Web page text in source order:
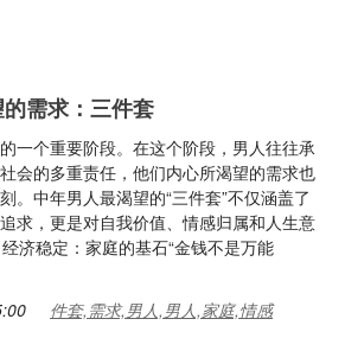
需求：三件套
一个重要阶段。在这个阶段，男人往往承
会的多重责任，他们内心所渴望的需求也
。中年男人最渴望的“三件套”不仅涵盖了
求，更是对自我价值、情感归属和人生意
济稳定：家庭的基石“金钱不是万能
件套,需求,男人,男人,家庭,情感